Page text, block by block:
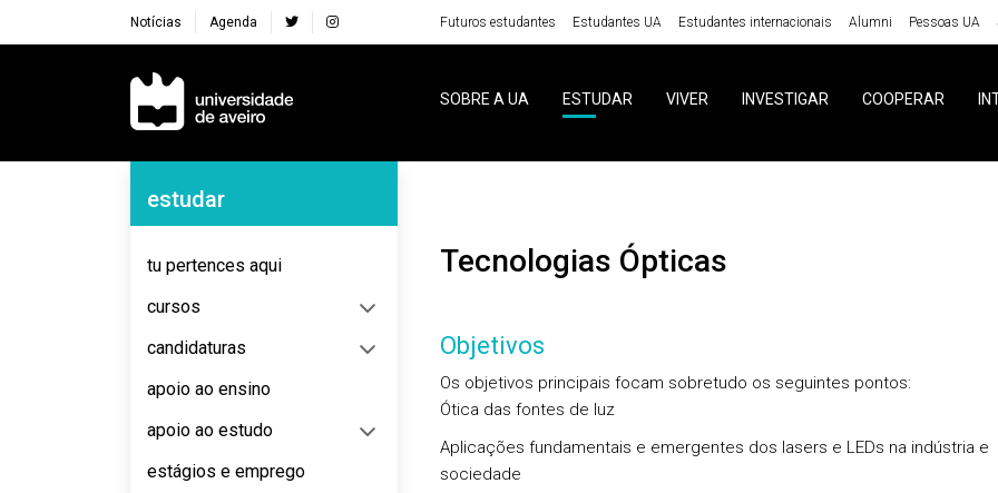
Notícias Agenda Futuros estudantes Estudantes UA Estudantes internacionais Alumni Pessoas UA
Navegação Principal
SOBRE A UA ESTUDAR VIVER INVESTIGAR COOPERAR
Navegação Lateral
estudar
tu pertences aqui
cursos
candidaturas
apoio ao ensino
apoio ao estudo
estágios e emprego
Tecnologias Ópticas
Objetivos
Os objetivos principais focam sobretudo os seguintes pontos:
Ótica das fontes de luz
Aplicações fundamentais e emergentes dos lasers e LEDs na indústria e
sociedade